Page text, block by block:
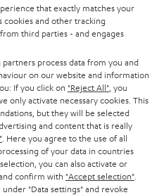
that exactly matches your
cookies and other tracking
third parties - and engages
process data from you and
on our website and information
If you click on "Reject All" , you
only activate necessary cookies. This
but they will be selected
and content that is really
. Here you agree to the use of all
of your data in countries
you can also activate or
confirm with "Accept selection"
"Data settings" and revoke